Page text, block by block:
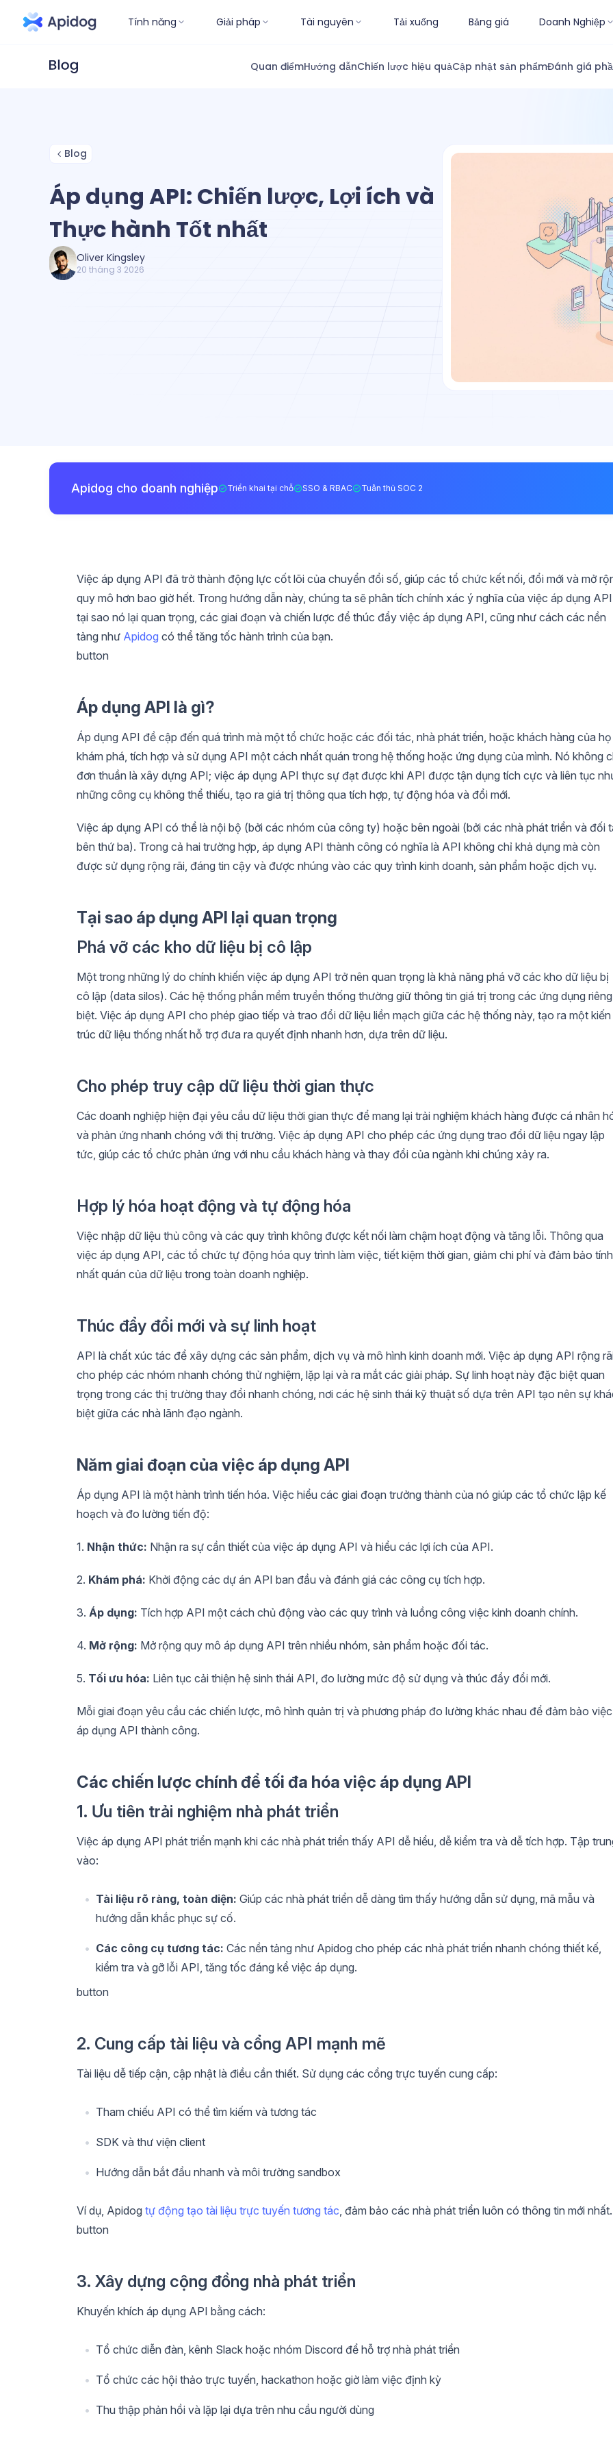
Tính năng Giải pháp Tài nguyên Tải xuống Bảng giá Doanh Nghiệp
Quan điểmHướng dẫnChiến lược hiệu quảCập nhật sản phẩmĐánh giá
Blog
Áp dụng API: Chiến lược, Lợi ích và
Thực hành Tốt nhất
Oliver Kingsley
20 tháng 3 2026
Apidog cho doanh nghiệp Triển khai tại chỗ SSO & RBAC Tuân thủ SOC 2
Việc áp dụng API đã trở thành động lực cốt lõi của chuyển đổi số, giúp các tổ chức kết nối, đổi mới và mở
quy mô hơn bao giờ hết. Trong hướng dẫn này, chúng ta sẽ phân tích chính xác ý nghĩa của việc áp dụng
tại sao nó lại quan trọng, các giai đoạn và chiến lược để thúc đẩy việc áp dụng API, cũng như cách các nền
tảng như Apidog có thể tăng tốc hành trình của bạn.
button
Áp dụng API là gì?
Áp dụng API đề cập đến quá trình mà một tổ chức hoặc các đối tác, nhà phát triển, hoặc khách hàng của họ
khám phá, tích hợp và sử dụng API một cách nhất quán trong hệ thống hoặc ứng dụng của mình. Nó không
đơn thuần là xây dựng API; việc áp dụng API thực sự đạt được khi API được tận dụng tích cực và liên tục
những công cụ không thể thiếu, tạo ra giá trị thông qua tích hợp, tự động hóa và đổi mới.
Việc áp dụng API có thể là nội bộ (bởi các nhóm của công ty) hoặc bên ngoài (bởi các nhà phát triển và đối
bên thứ ba). Trong cả hai trường hợp, áp dụng API thành công có nghĩa là API không chỉ khả dụng mà còn
được sử dụng rộng rãi, đáng tin cậy và được nhúng vào các quy trình kinh doanh, sản phẩm hoặc dịch vụ.
Tại sao áp dụng API lại quan trọng
Phá vỡ các kho dữ liệu bị cô lập
Một trong những lý do chính khiến việc áp dụng API trở nên quan trọng là khả năng phá vỡ các kho dữ liệu bị
cô lập (data silos). Các hệ thống phần mềm truyền thống thường giữ thông tin giá trị trong các ứng dụng riêng
biệt. Việc áp dụng API cho phép giao tiếp và trao đổi dữ liệu liền mạch giữa các hệ thống này, tạo ra một kiến
trúc dữ liệu thống nhất hỗ trợ đưa ra quyết định nhanh hơn, dựa trên dữ liệu.
Cho phép truy cập dữ liệu thời gian thực
Các doanh nghiệp hiện đại yêu cầu dữ liệu thời gian thực để mang lại trải nghiệm khách hàng được cá nhân
và phản ứng nhanh chóng với thị trường. Việc áp dụng API cho phép các ứng dụng trao đổi dữ liệu ngay lập
tức, giúp các tổ chức phản ứng với nhu cầu khách hàng và thay đổi của ngành khi chúng xảy ra.
Hợp lý hóa hoạt động và tự động hóa
Việc nhập dữ liệu thủ công và các quy trình không được kết nối làm chậm hoạt động và tăng lỗi. Thông qua
việc áp dụng API, các tổ chức tự động hóa quy trình làm việc, tiết kiệm thời gian, giảm chi phí và đảm bảo tính
nhất quán của dữ liệu trong toàn doanh nghiệp.
Thúc đẩy đổi mới và sự linh hoạt
API là chất xúc tác để xây dựng các sản phẩm, dịch vụ và mô hình kinh doanh mới. Việc áp dụng API rộng
cho phép các nhóm nhanh chóng thử nghiệm, lặp lại và ra mắt các giải pháp. Sự linh hoạt này đặc biệt quan
trọng trong các thị trường thay đổi nhanh chóng, nơi các hệ sinh thái kỹ thuật số dựa trên API tạo nên sự
biệt giữa các nhà lãnh đạo ngành.
Năm giai đoạn của việc áp dụng API
Áp dụng API là một hành trình tiến hóa. Việc hiểu các giai đoạn trưởng thành của nó giúp các tổ chức lập kế
hoạch và đo lường tiến độ:
1. Nhận thức: Nhận ra sự cần thiết của việc áp dụng API và hiểu các lợi ích của API.
2. Khám phá: Khởi động các dự án API ban đầu và đánh giá các công cụ tích hợp.
3. Áp dụng: Tích hợp API một cách chủ động vào các quy trình và luồng công việc kinh doanh chính.
4. Mở rộng: Mở rộng quy mô áp dụng API trên nhiều nhóm, sản phẩm hoặc đối tác.
5. Tối ưu hóa: Liên tục cải thiện hệ sinh thái API, đo lường mức độ sử dụng và thúc đẩy đổi mới.
Mỗi giai đoạn yêu cầu các chiến lược, mô hình quản trị và phương pháp đo lường khác nhau để đảm bảo việc
áp dụng API thành công.
Các chiến lược chính để tối đa hóa việc áp dụng API
1. Ưu tiên trải nghiệm nhà phát triển
Việc áp dụng API phát triển mạnh khi các nhà phát triển thấy API dễ hiểu, dễ kiểm tra và dễ tích hợp. Tập
vào:
Tài liệu rõ ràng, toàn diện: Giúp các nhà phát triển dễ dàng tìm thấy hướng dẫn sử dụng, mã mẫu và
hướng dẫn khắc phục sự cố.
Các công cụ tương tác: Các nền tảng như Apidog cho phép các nhà phát triển nhanh chóng thiết kế,
kiểm tra và gỡ lỗi API, tăng tốc đáng kể việc áp dụng.
button
2. Cung cấp tài liệu và cổng API mạnh mẽ
Tài liệu dễ tiếp cận, cập nhật là điều cần thiết. Sử dụng các cổng trực tuyến cung cấp:
Tham chiếu API có thể tìm kiếm và tương tác
SDK và thư viện client
Hướng dẫn bắt đầu nhanh và môi trường sandbox
Ví dụ, Apidog tự động tạo tài liệu trực tuyến tương tác , đảm bảo các nhà phát triển luôn có thông tin mới nhất.
button
3. Xây dựng cộng đồng nhà phát triển
Khuyến khích áp dụng API bằng cách:
Tổ chức diễn đàn, kênh Slack hoặc nhóm Discord để hỗ trợ nhà phát triển
Tổ chức các hội thảo trực tuyến, hackathon hoặc giờ làm việc định kỳ
Thu thập phản hồi và lặp lại dựa trên nhu cầu người dùng